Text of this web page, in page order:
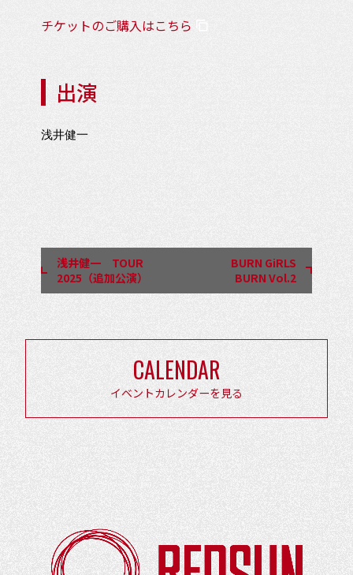
チケットのご購入はこちら
出演
浅井健一
ン
ト
ナ
ゲ
ョ
浅井健一 TOUR
2025（追加公演）
BURN GiRLS
BURN Vol.2
CALENDAR
イベントカレンダーを見る